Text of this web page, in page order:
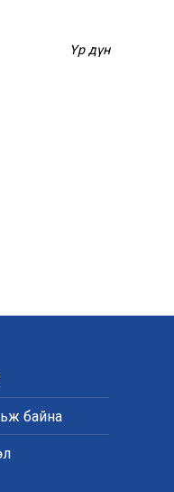
60 гаруй
дэлхийн
дөрвөн төрөлд
Үр дүн
байна